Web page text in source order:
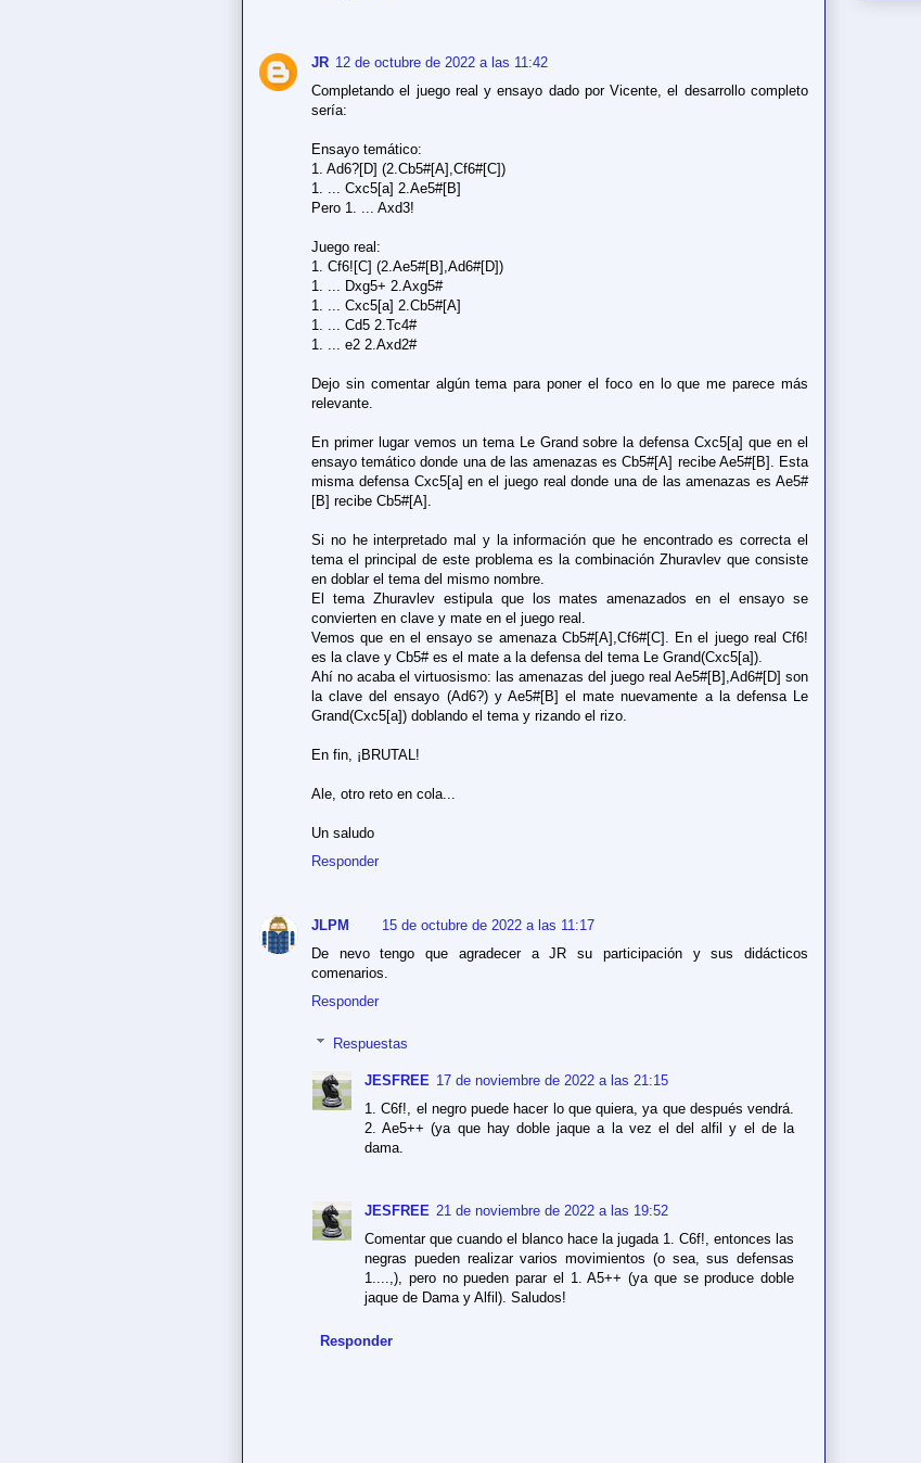
JR 12 de octubre de 2022 a las 11:42
Completando el juego real y ensayo dado por Vicente, el desarrollo completo
sería:
Ensayo temático:
1. Ad6?[D] (2.Cb5#[A],Cf6#[C])
1. ... Cxc5[a] 2.Ae5#[B]
Pero 1. ... Axd3!
Juego real:
1. Cf6![C] (2.Ae5#[B],Ad6#[D])
1. ... Dxg5+ 2.Axg5#
1. ... Cxc5[a] 2.Cb5#[A]
1. ... Cd5 2.Tc4#
1. ... e2 2.Axd2#
Dejo sin comentar algún tema para poner el foco en lo que me parece más
relevante.
En primer lugar vemos un tema Le Grand sobre la defensa Cxc5[a] que en el
ensayo temático donde una de las amenazas es Cb5#[A] recibe Ae5#[B]. Esta
misma defensa Cxc5[a] en el juego real donde una de las amenazas es Ae5#
[B] recibe Cb5#[A].
Si no he interpretado mal y la información que he encontrado es correcta el
tema el principal de este problema es la combinación Zhuravlev que consiste
en doblar el tema del mismo nombre.
El tema Zhuravlev estipula que los mates amenazados en el ensayo se
convierten en clave y mate en el juego real.
Vemos que en el ensayo se amenaza Cb5#[A],Cf6#[C]. En el juego real Cf6!
es la clave y Cb5# es el mate a la defensa del tema Le Grand(Cxc5[a]).
Ahí no acaba el virtuosismo: las amenazas del juego real Ae5#[B],Ad6#[D] son
la clave del ensayo (Ad6?) y Ae5#[B] el mate nuevamente a la defensa Le
Grand(Cxc5[a]) doblando el tema y rizando el rizo.
En fin, ¡BRUTAL!
Ale, otro reto en cola...
Un saludo
Responder
JLPM
15 de octubre de 2022 a las 11:17
De nevo tengo que agradecer a JR su participación y sus didácticos
comenarios.
Responder
Respuestas
JESFREE 17 de noviembre de 2022 a las 21:15
1. C6f!, el negro puede hacer lo que quiera, ya que después vendrá.
2. Ae5++ (ya que hay doble jaque a la vez el del alfil y el de la
dama.
JESFREE 21 de noviembre de 2022 a las 19:52
Comentar que cuando el blanco hace la jugada 1. C6f!, entonces las
negras pueden realizar varios movimientos (o sea, sus defensas
1....,), pero no pueden parar el 1. A5++ (ya que se produce doble
jaque de Dama y Alfil). Saludos!
Responder